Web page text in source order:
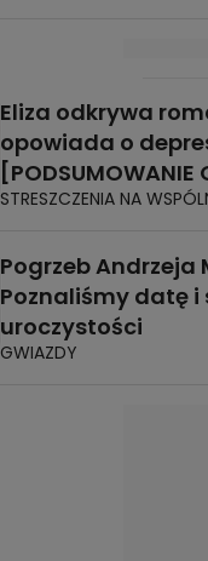
Eliza odkrywa
opowiada o
[PODSUMOWANIE
STRESZCZENIA NA
Pogrzeb Andrzeja
Poznaliśmy datę i
uroczystości
GWIAZDY